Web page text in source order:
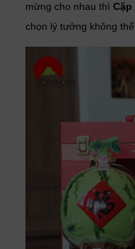
mừng cho nhau thì
chọn lý tưởng không thể